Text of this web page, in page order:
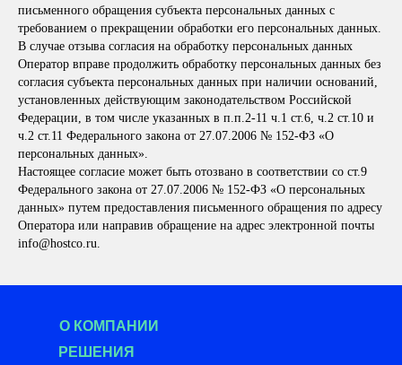
письменного обращения субъекта персональных данных с
требованием о прекращении обработки его персональных данных.
В случае отзыва согласия на обработку персональных данных
Оператор вправе продолжить обработку персональных данных без
согласия субъекта персональных данных при наличии оснований,
установленных действующим законодательством Российской
Федерации, в том числе указанных в п.п.2-11 ч.1 ст.6, ч.2 ст.10 и
ч.2 ст.11 Федерального закона от 27.07.2006 № 152-ФЗ «О
персональных данных».
Настоящее согласие может быть отозвано в соответствии со ст.9
Федерального закона от 27.07.2006 № 152-ФЗ «О персональных
данных» путем предоставления письменного обращения по адресу
Оператора или направив обращение на адрес электронной почты
info@hostco.ru.
О КОМПАНИИ
РЕШЕНИЯ